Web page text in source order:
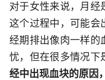
对于女性来说，月经
这个过程中，可能会
经期排出像肉一样的
忧，但在很多情况下
经中出现血块的原因